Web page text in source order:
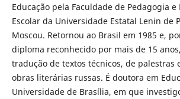
Educação pela Faculdade de Pedagogia e
Escolar da Universidade Estatal Lenin de
Moscou. Retornou ao Brasil em 1985 e,
diploma reconhecido por mais de 15
tradução de textos técnicos, de palestras
obras literárias russas. É doutora em
Universidade de Brasília, em que